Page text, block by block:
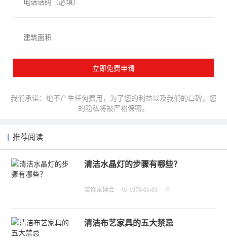
我们承诺：绝不产生任何费用，为了您的利益以及我们的口碑，您
的隐私将被严格保密。
推荐阅读
清洁水晶灯的步骤有哪些？
装修家博会 1970-01-01
清洁布艺家具的五大禁忌